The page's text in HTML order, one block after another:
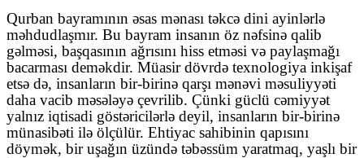
Qurban bayramının əsas mənası təkcə dini ayinlərlə
məhdudlaşmır. Bu bayram insanın öz nəfsinə qalib
gəlməsi, başqasının ağrısını hiss etməsi və paylaşmağı
bacarması deməkdir. Müasir dövrdə texnologiya inkişaf
etsə də, insanların bir-birinə qarşı mənəvi məsuliyyəti
daha vacib məsələyə çevrilib. Çünki güclü cəmiyyət
yalnız iqtisadi göstəricilərlə deyil, insanların bir-birinə
münasibəti ilə ölçülür. Ehtiyac sahibinin qapısını
döymək, bir uşağın üzündə təbəssüm yaratmaq, yaşlı bir